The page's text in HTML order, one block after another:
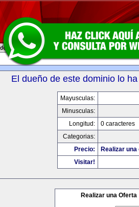
El dueño de este dominio lo
Mayusculas:
Minusculas:
Longitud:
0 caracteres
Categorias:
Precio:
Realizar
Visitar!
Realizar una Oferta